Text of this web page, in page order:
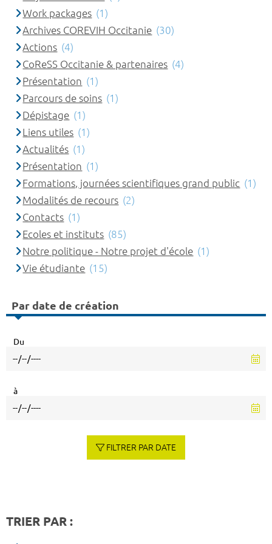
Work packages (1)
Archives COREVIH Occitanie (30)
Actions (4)
CoReSS Occitanie & partenaires (4)
Présentation (1)
Parcours de soins (1)
Dépistage (1)
Liens utiles (1)
Actualités (1)
Présentation (1)
Formations, journées scientifiques grand public (1)
Modalités de recours (2)
Contacts (1)
Ecoles et instituts (85)
Notre politique - Notre projet d'école (1)
Vie étudiante (15)
Par date de création
Du
à
FILTRER PAR DATE
TRIER PAR :